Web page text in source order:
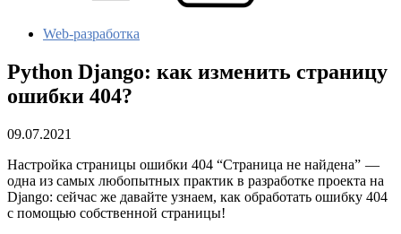
Web-разработка
Python Django: как изменить страницу
ошибки 404?
09.07.2021
Настройка страницы ошибки 404 “Страница не найдена” —
одна из самых любопытных практик в разработке проекта на
Django: сейчас же давайте узнаем, как обработать ошибку 404
с помощью собственной страницы!